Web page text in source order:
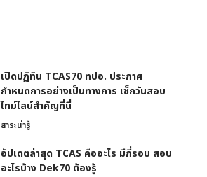
เปิดปฏิทิน TCAS70 ทปอ. ประกาศ
กำหนดการอย่างเป็นทางการ เช็กวันสอบ
ไทม์ไลน์สำคัญที่นี่
สาระน่ารู้
อัปเดตล่าสุด TCAS คืออะไร มีกี่รอบ สอบ
อะไรบ้าง Dek70 ต้องรู้